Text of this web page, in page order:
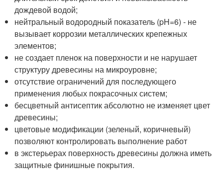
дождевой водой;
нейтральный водородный показатель (pH=6) - не
вызывает коррозии металлических крепежных
элементов;
не создает пленок на поверхности и не нарушает
структуру древесины на микроуровне;
отсутствие ограничений для последующего
применения любых покрасочных систем;
бесцветный антисептик абсолютно не изменяет цвет
древесины;
цветовые модификации (зеленый, коричневый)
позволяют контролировать выполнение работ
в экстерьерах поверхность древесины должна иметь
защитные финишные покрытия.